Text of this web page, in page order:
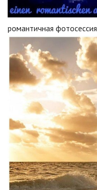
романтичная фотосессия